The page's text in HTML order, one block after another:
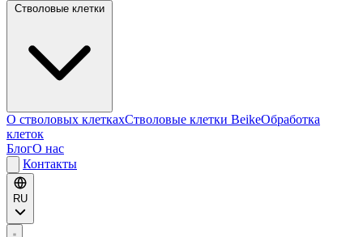
О стволовых клеткахСтволовые клетки BeikeОбработка
клеток
БлогО нас
Контакты
RU